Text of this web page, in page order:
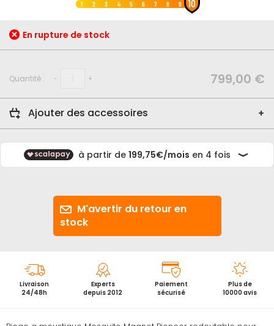
de
la
1 2 3 4 5 6 7 8 9 10
En rupture de stock
Quantité : - + 799,00 €
Ajouter des accessoires
M'avertir du retour en
stock
Livraison
24/48h
Experts
depuis 2012
Paiement
sécurisé
Plus de
10000 avis